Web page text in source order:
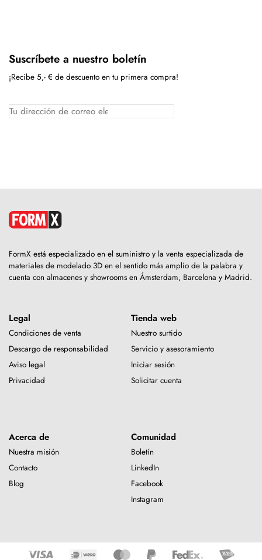
Suscríbete a nuestro boletín
¡Recibe 5,- € de descuento en tu primera compra!
FormX está especializado en el suministro y la venta especializada de
materiales de modelado 3D en el sentido más amplio de la palabra y
cuenta con almacenes y showrooms en Ámsterdam, Barcelona y Madrid.
Legal
Condiciones de venta
Descargo de responsabilidad
Aviso legal
Privacidad
Tienda web
Nuestro surtido
Servicio y asesoramiento
Iniciar sesión
Solicitar cuenta
Acerca de
Nuestra misión
Contacto
Blog
Comunidad
Boletín
LinkedIn
Facebook
Instagram